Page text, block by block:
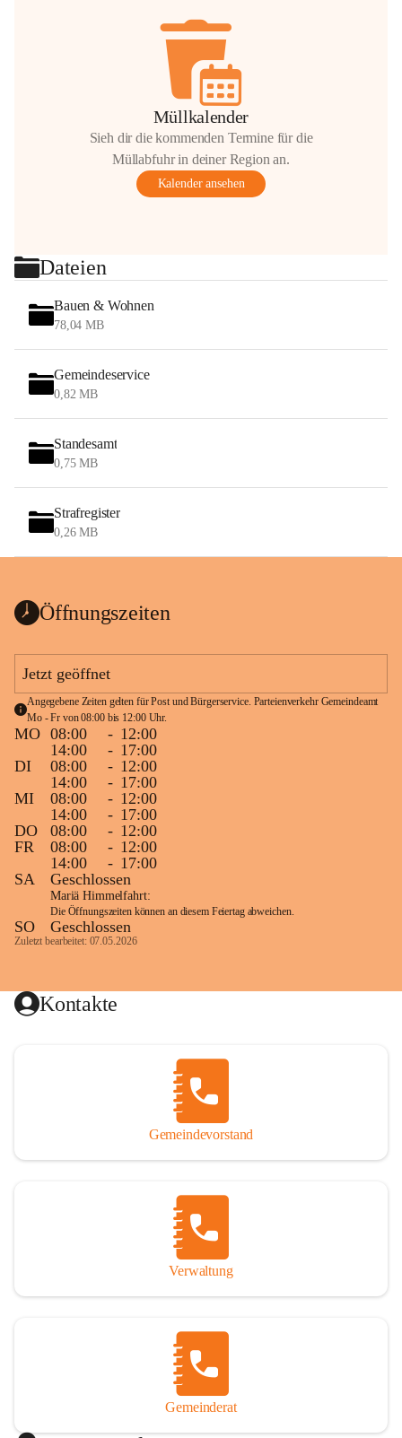
Müllkalender
Sieh dir die kommenden Termine für die
Müllabfuhr in deiner Region an.
Kalender ansehen
Dateien
Bauen & Wohnen
78,04 MB
Gemeindeservice
0,82 MB
Standesamt
0,75 MB
Strafregister
0,26 MB
Öffnungszeiten
Jetzt geöffnet
Angegebene Zeiten gelten für Post und Bürgerservice. Parteienverkehr Gemeindeamt
Mo - Fr von 08:00 bis 12:00 Uhr.
MO 08:00 - 12:00
14:00
- 17:00
DI
08:00 - 12:00
14:00
- 17:00
MI
08:00 - 12:00
14:00
- 17:00
DO
08:00 - 12:00
FR
08:00 - 12:00
14:00
- 17:00
SA
Geschlossen
Mariä Himmelfahrt:
Die Öffnungszeiten können an diesem Feiertag abweichen.
SO Geschlossen
Zuletzt bearbeitet: 07.05.2026
Kontakte
Gemeindevorstand
Verwaltung
Gemeinderat